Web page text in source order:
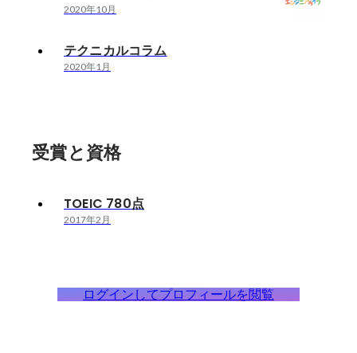
2020年10月
テクニカルコラム
2020年1月
受賞と資格
TOEIC 780点
2017年2月
ログインしてプロフィールを閲覧